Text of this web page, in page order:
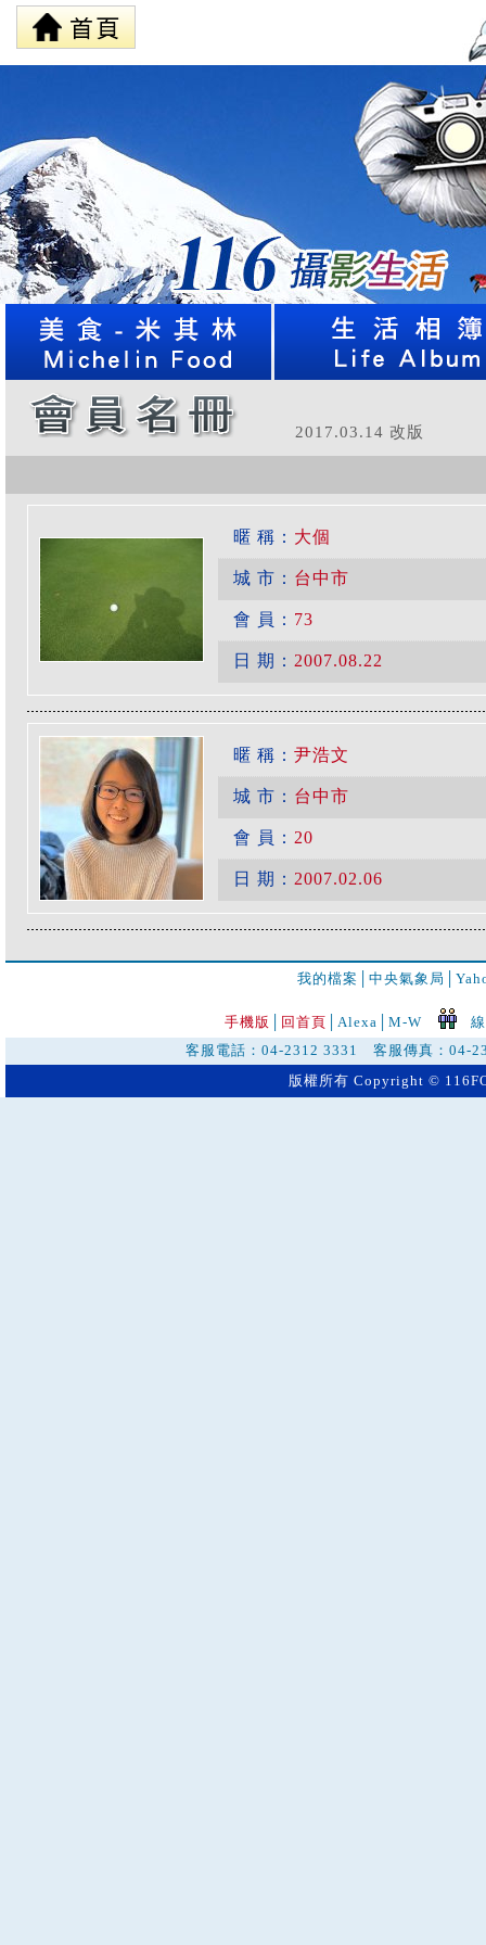
2017.03.14 改版
暱 稱： 大個
城 市： 台中市
會 員： 73
日 期： 2007.08.22
暱 稱：尹浩文
城 市： 台中市
會 員： 20
日 期： 2007.02.06
我的檔案 │中央氣象局 │
手機版 回首頁 │Alexa│M-W
客服電話：04-2312 3331 客服傳真：
版權所有 Copyright ©